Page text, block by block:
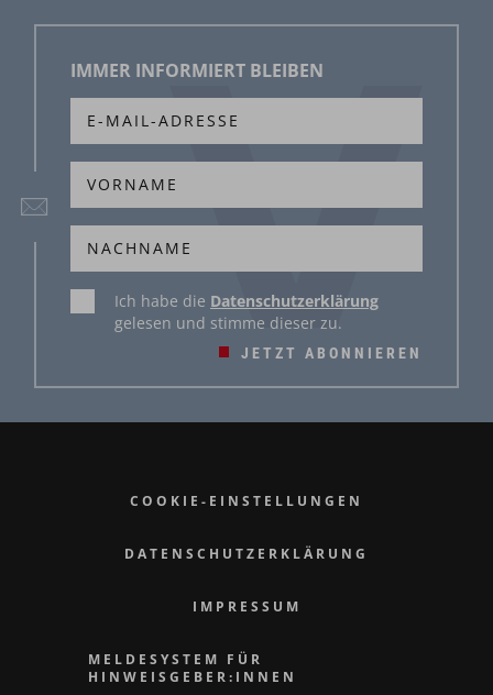
IMMER INFORMIERT BLEIBEN
JETZT ABONNIEREN
Ich habe die Datenschutzerklärung
gelesen und stimme dieser zu.
COOKIE-EINSTELLUNGEN
DATENSCHUTZERKLÄRUNG
IMPRESSUM
MELDESYSTEM FÜR
HINWEISGEBER:INNEN